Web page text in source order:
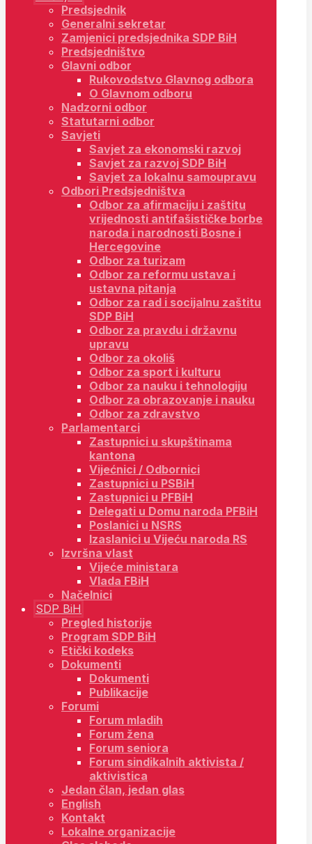
Predsjednik
Generalni sekretar
Zamjenici predsjednika SDP BiH
Predsjedništvo
Glavni odbor
Rukovodstvo Glavnog odbora
O Glavnom odboru
Nadzorni odbor
Statutarni odbor
Savjeti
Savjet za ekonomski razvoj
Savjet za razvoj SDP BiH
Savjet za lokalnu samoupravu
Odbori Predsjedništva
Odbor za afirmaciju i zaštitu
vrijednosti antifašističke borbe
naroda i narodnosti Bosne i
Hercegovine
Odbor za turizam
Odbor za reformu ustava i
ustavna pitanja
Odbor za rad i socijalnu zaštitu
SDP BiH
Odbor za pravdu i državnu
upravu
Odbor za okoliš
Odbor za sport i kulturu
Odbor za nauku i tehnologiju
Odbor za obrazovanje i nauku
Odbor za zdravstvo
Parlamentarci
Zastupnici u skupštinama
kantona
Vijećnici / Odbornici
Zastupnici u PSBiH
Zastupnici u PFBiH
Delegati u Domu naroda PFBiH
Poslanici u NSRS
Izaslanici u Vijeću naroda RS
Izvršna vlast
Vijeće ministara
Vlada FBiH
Načelnici
SDP BiH
Pregled historije
Program SDP BiH
Etički kodeks
Dokumenti
Dokumenti
Publikacije
Forumi
Forum mladih
Forum žena
Forum seniora
Forum sindikalnih aktivista /
aktivistica
Jedan član, jedan glas
English
Kontakt
Lokalne organizacije